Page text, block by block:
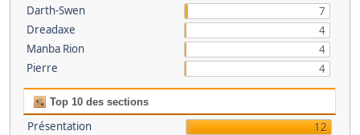
Darth-Swen
7
Dreadaxe
4
Manba Rion
4
Pierre
4
Top 10 des sections
Présentation
12